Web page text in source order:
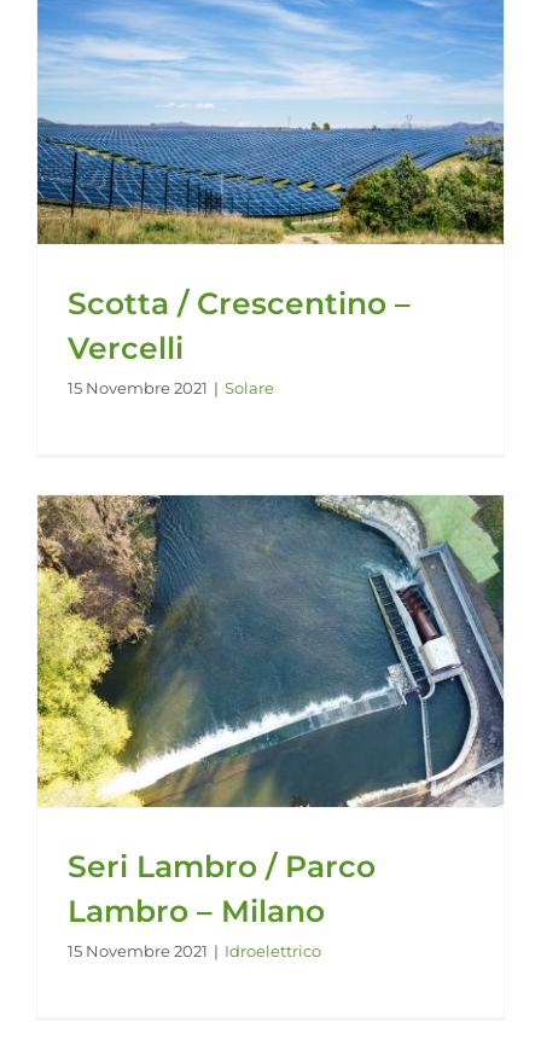
Scotta / Crescentino –
Vercelli
15 Novembre 2021 | Solare
Seri Lambro / Parco
Lambro – Milano
15 Novembre 2021 | Idroelettrico